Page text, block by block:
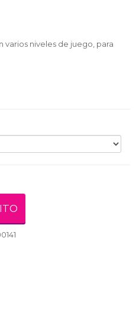
varios niveles de juego, para